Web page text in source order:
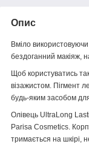
Опис
Вміло
бездоганний макіяж,
Щоб користуватись
візажистом. Пігмент
будь-яким засобом
Олівець UltraLong
Parisa Cosmetics.
тримається на шкірі,